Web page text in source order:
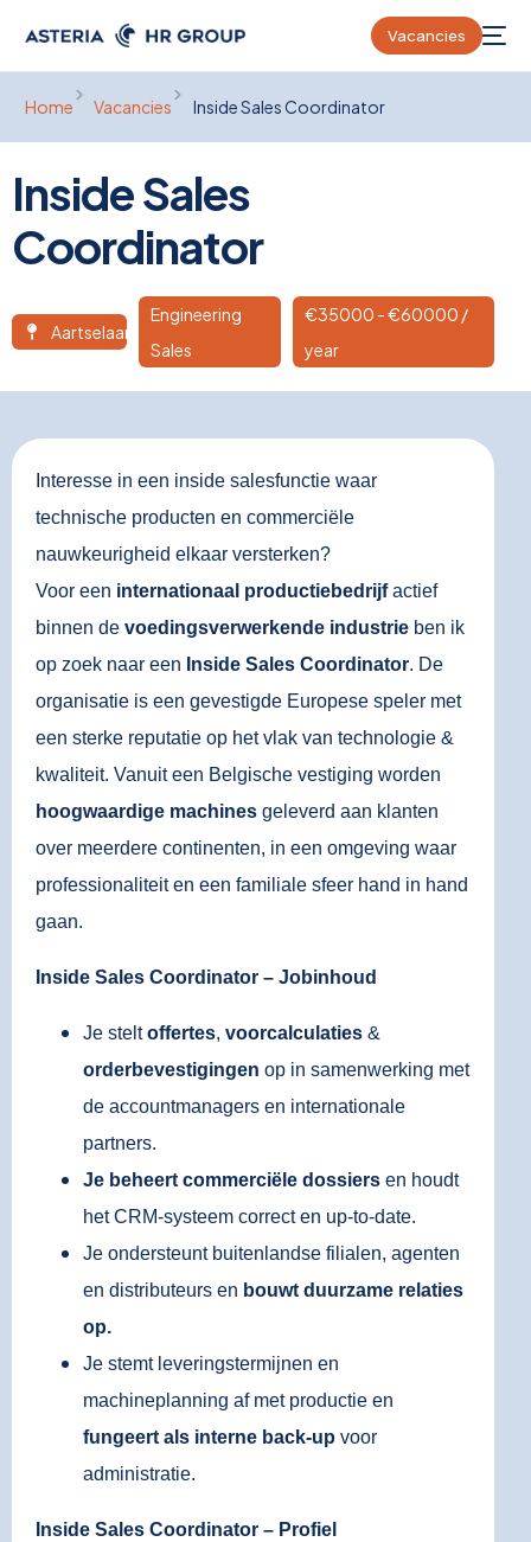
Vacancies
Home Vacancies Inside Sales Coordinator
Inside Sales
Coordinator
Aartselaar
Engineering
Sales
€35000 - €60000 /
year
Interesse in een inside salesfunctie waar
technische producten en commerciële
nauwkeurigheid elkaar versterken?
Voor een internationaal productiebedrijfactief
binnen de voedingsverwerkende industrie ben ik
op zoek naar een Inside Sales Coordinator. De
organisatie is een gevestigde Europese speler met
een sterke reputatie op het vlak van technologie &
kwaliteit. Vanuit een Belgische vestiging worden
hoogwaardige machines geleverd aan klanten
over meerdere continenten, in een omgeving waar
professionaliteit en een familiale sfeer hand in hand
gaan.
Inside Sales Coordinator – Jobinhoud
Je steltoffertes, voorcalculaties &
orderbevestigingen op in samenwerking met
de accountmanagers en internationale
partners.
Je beheert commerciële dossiers en houdt
het CRM-systeem correct en up-to-date.
Je ondersteunt buitenlandse filialen, agenten
en distributeurs en bouwt duurzame relaties
op.
Je stemt leveringstermijnen en
machineplanning af met productie en
fungeert als interne back-up voor
administratie.
Inside Sales Coordinator – Profiel